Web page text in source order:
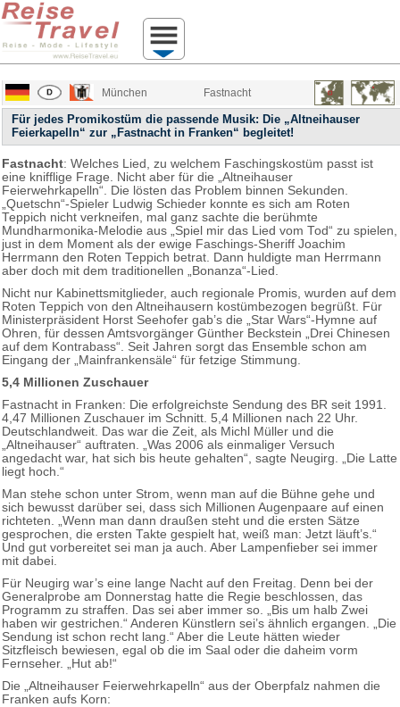
München Fastnacht
Für jedes Promikostüm die passende Musik: Die „Altneihauser
Feierkapelln“ zur „Fastnacht in Franken“ begleitet!
Fastnacht: Welches Lied, zu welchem Faschingskostüm passt ist
eine knifflige Frage. Nicht aber für die „Altneihauser
Feierwehrkapelln“. Die lösten das Problem binnen Sekunden.
„Quetschn“-Spieler Ludwig Schieder konnte es sich am Roten
Teppich nicht verkneifen, mal ganz sachte die berühmte
Mundharmonika-Melodie aus „Spiel mir das Lied vom Tod“ zu spielen,
just in dem Moment als der ewige Faschings-Sheriff Joachim
Herrmann den Roten Teppich betrat. Dann huldigte man Herrmann
aber doch mit dem traditionellen „Bonanza“-Lied.
Nicht nur Kabinettsmitglieder, auch regionale Promis, wurden auf dem
Roten Teppich von den Altneihausern kostümbezogen begrüßt. Für
Ministerpräsident Horst Seehofer gab’s die „Star Wars“-Hymne auf
Ohren, für dessen Amtsvorgänger Günther Beckstein „Drei Chinesen
auf dem Kontrabass“. Seit Jahren sorgt das Ensemble schon am
Eingang der „Mainfrankensäle“ für fetzige Stimmung.
5,4 Millionen Zuschauer
Fastnacht in Franken: Die erfolgreichste Sendung des BR seit 1991.
4,47 Millionen Zuschauer im Schnitt. 5,4 Millionen nach 22 Uhr.
Deutschlandweit. Das war die Zeit, als Michl Müller und die
„Altneihauser“ auftraten. „Was 2006 als einmaliger Versuch
angedacht war, hat sich bis heute gehalten“, sagte Neugirg. „Die Latte
liegt hoch.“
Man stehe schon unter Strom, wenn man auf die Bühne gehe und
sich bewusst darüber sei, dass sich Millionen Augenpaare auf einen
richteten. „Wenn man dann draußen steht und die ersten Sätze
gesprochen, die ersten Takte gespielt hat, weiß man: Jetzt läuft’s.“
Und gut vorbereitet sei man ja auch. Aber Lampenfieber sei immer
mit dabei.
Für Neugirg war’s eine lange Nacht auf den Freitag. Denn bei der
Generalprobe am Donnerstag hatte die Regie beschlossen, das
Programm zu straffen. Das sei aber immer so. „Bis um halb Zwei
haben wir gestrichen.“ Anderen Künstlern sei’s ähnlich ergangen. „Die
Sendung ist schon recht lang.“ Aber die Leute hätten wieder
Sitzfleisch bewiesen, egal ob die im Saal oder die daheim vorm
Fernseher. „Hut ab!“
Die „Altneihauser Feierwehrkapelln“ aus der Oberpfalz nahmen die
Franken aufs Korn: